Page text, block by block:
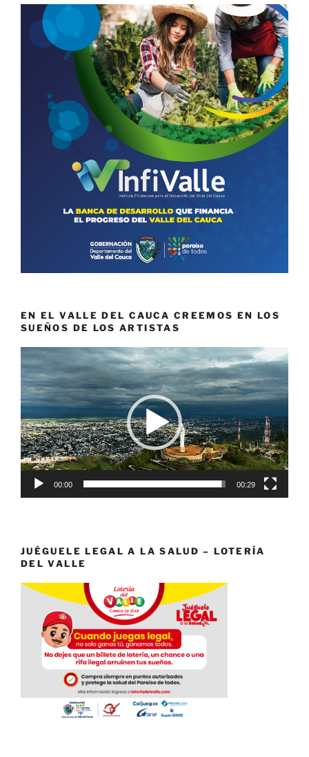
EN EL VALLE DEL CAUCA CREEMOS EN LOS
SUEÑOS DE LOS ARTISTAS
Reproductor
de
vídeo
00:00 00:29
JUÉGUELE LEGAL A LA SALUD – LOTERÍA
DEL VALLE